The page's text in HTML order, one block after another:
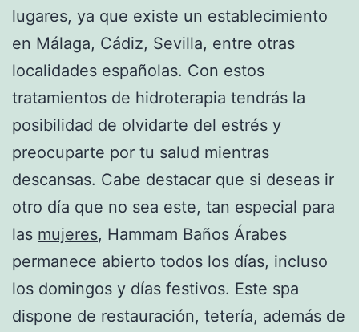
lugares, ya que existe un establecimiento
en Málaga, Cádiz, Sevilla, entre otras
localidades españolas. Con estos
tratamientos de hidroterapia tendrás la
posibilidad de olvidarte del estrés y
preocuparte por tu salud mientras
descansas. Cabe destacar que si deseas ir
otro día que no sea este, tan especial para
las mujeres, Hammam Baños Árabes
permanece abierto todos los días, incluso
los domingos y días festivos. Este spa
dispone de restauración, tetería, además de